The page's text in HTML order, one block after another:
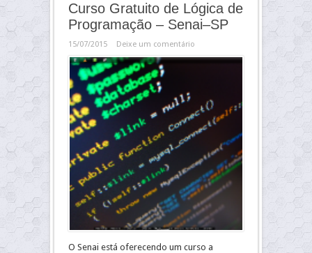
Curso Gratuito de Lógica de
Programação – Senai–SP
15/07/2015 Deixe um comentário
O Senai está oferecendo um curso a